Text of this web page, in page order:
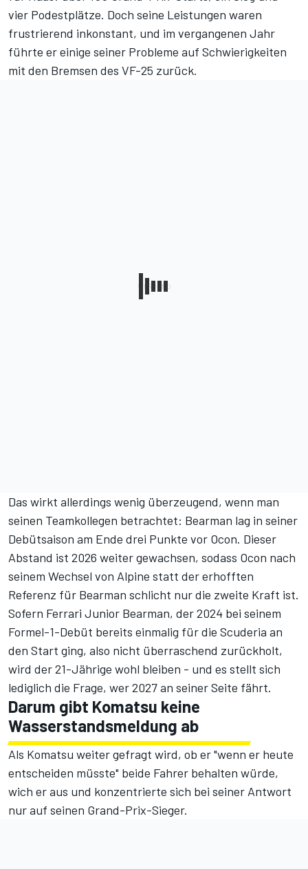
vier Podestplätze. Doch seine Leistungen waren
frustrierend inkonstant, und im vergangenen Jahr
führte er einige seiner Probleme auf Schwierigkeiten
mit den Bremsen des VF-25 zurück.
Das wirkt allerdings wenig überzeugend, wenn man
seinen Teamkollegen betrachtet: Bearman lag in seiner
Debütsaison am Ende drei Punkte vor Ocon. Dieser
Abstand ist 2026 weiter gewachsen, sodass Ocon nach
seinem Wechsel von Alpine statt der erhofften
Referenz für Bearman schlicht nur die zweite Kraft ist.
Sofern Ferrari Junior Bearman, der 2024 bei seinem
Formel-1-Debüt bereits einmalig für die Scuderia an
den Start ging, also nicht überraschend zurückholt,
wird der 21-Jährige wohl bleiben - und es stellt sich
lediglich die Frage, wer 2027 an seiner Seite fährt.
Darum gibt Komatsu keine
Wasserstandsmeldung ab
Als Komatsu weiter gefragt wird, ob er "wenn er heute
entscheiden müsste" beide Fahrer behalten würde,
wich er aus und konzentrierte sich bei seiner Antwort
nur auf seinen Grand-Prix-Sieger.